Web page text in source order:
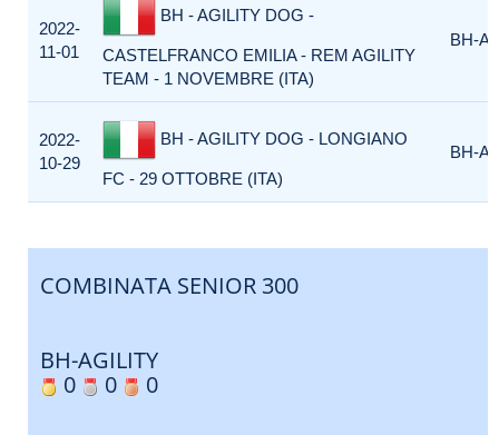
2022-
11-01
BH - AGILITY DOG -
CASTELFRANCO EMILIA - REM AGILITY
TEAM - 1 NOVEMBRE (ITA)
BH-
2022-
10-29
BH - AGILITY DOG - LONGIANO
FC - 29 OTTOBRE (ITA)
BH-
COMBINATA SENIOR 300
BH-AGILITY
0
0 0